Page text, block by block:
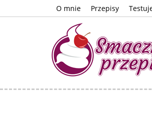
O mnie Przepisy